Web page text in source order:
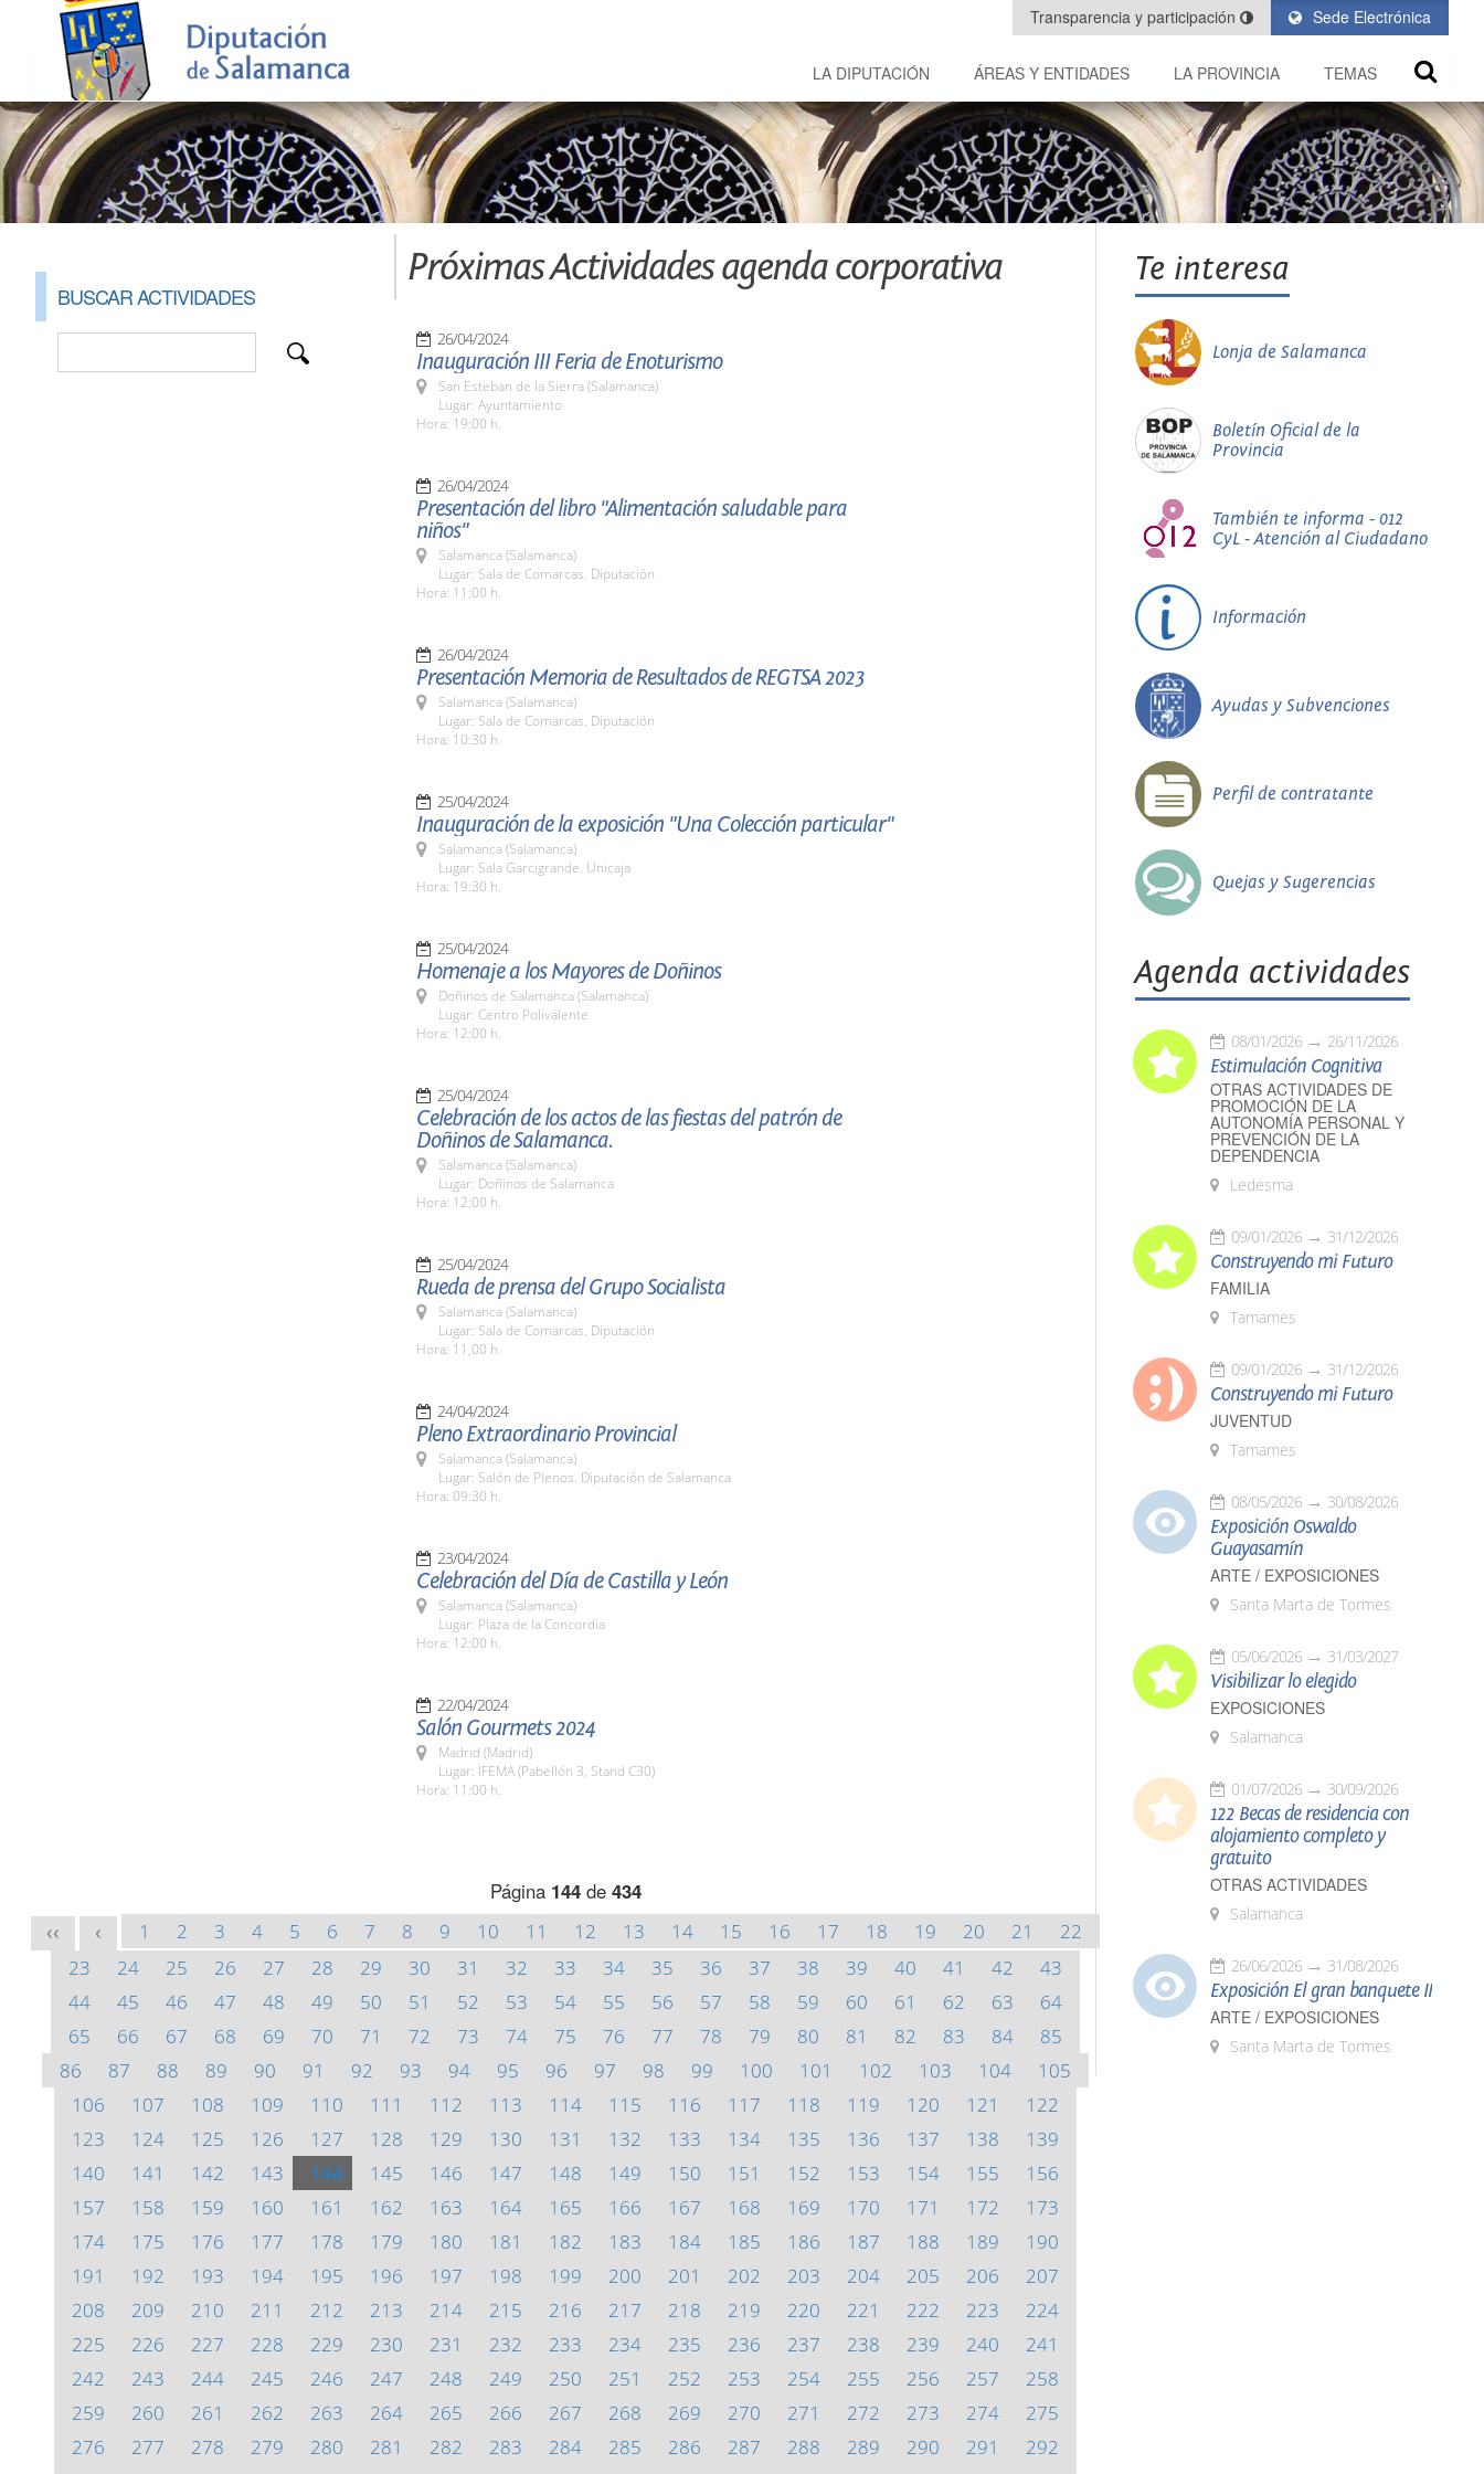
Sede Electrónica
Transparencia y participación
LA DIPUTACIÓN ÁREAS Y ENTIDADES LA PROVINCIA TEMAS
BUSCAR ACTIVIDADES
Próximas Actividades agenda corporativa
26/04/2024
Inauguración III Feria de Enoturismo
San Esteban de la Sierra (Salamanca)
Lugar: Ayuntamiento
Hora: 19:00 h.
26/04/2024
Presentación del libro "Alimentación saludable para
niños"
Salamanca (Salamanca)
Lugar: Sala de Comarcas. Diputación
Hora: 11:00 h.
26/04/2024
Presentación Memoria de Resultados de REGTSA 2023
Salamanca (Salamanca)
Lugar: Sala de Comarcas. Diputación
Hora: 10:30 h.
25/04/2024
Inauguración de la exposición "Una Colección particular"
Salamanca (Salamanca)
Lugar: Sala Garcigrande. Unicaja
Hora: 19:30 h.
25/04/2024
Homenaje a los Mayores de Doñinos
Doñinos de Salamanca (Salamanca)
Lugar: Centro Polivalente
Hora: 12:00 h.
25/04/2024
Celebración de los actos de las fiestas del patrón de
Doñinos de Salamanca.
Salamanca (Salamanca)
Lugar: Doñinos de Salamanca
Hora: 12:00 h.
25/04/2024
Rueda de prensa del Grupo Socialista
Salamanca (Salamanca)
Lugar: Sala de Comarcas. Diputación
Hora: 11,00 h.
24/04/2024
Pleno Extraordinario Provincial
Salamanca (Salamanca)
Lugar: Salón de Plenos. Diputación de Salamanca
Hora: 09:30 h.
23/04/2024
Celebración del Día de Castilla y León
Salamanca (Salamanca)
Lugar: Plaza de la Concordia
Hora: 12:00 h.
22/04/2024
Salón Gourmets 2024
Madrid (Madrid)
Lugar: IFEMA (Pabellón 3, Stand C30)
Hora: 11:00 h.
Página 144de 434
<< < 1 2 3 4 5 6 7 8 9 10 11 12 13 14 15 16 17 18 19 20 21
22
23
24 25 26 27 28 29 30 31 32 33 34 35 36 37 38 39 40 41 42
43
44
45 46 47 48 49 50 51 52 53 54 55 56 57 58 59 60 61 62 63
64
65
66 67 68 69 70 71 72 73 74 75 76 77 78 79 80 81 82 83 84
85
86
87 88 89 90 91 92 93 94 95 96 97 98 99 100 101 102 103 104
105
106
107 108 109 110 111 112 113 114 115 116 117 118 119 120 121
122
123
124 125 126 127 128 129 130 131 132 133 134 135 136 137 138
139
140
141 142 143 144 145 146 147 148 149 150 151 152 153 154 155
156
157
158 159 160 161 162 163 164 165 166 167 168 169 170 171 172
173
174
175 176 177 178 179 180 181 182 183 184 185 186 187 188 189
190
191
192 193 194 195 196 197 198 199 200 201 202 203 204 205 206
207
208
209 210 211 212 213 214 215 216 217 218 219 220 221 222 223
224
225
226 227 228 229 230 231 232 233 234 235 236 237 238 239 240
241
242
243 244 245 246 247 248 249 250 251 252 253 254 255 256 257
258
259
260 261 262 263 264 265 266 267 268 269 270 271 272 273 274
275
276
277 278 279 280 281 282 283 284 285 286 287 288 289 290 291
292
Te interesa
Lonja de Salamanca
Boletín Oficial de la
Provincia
También te informa - 012
CyL - Atención al Ciudadano
Información
Ayudas y Subvenciones
Perfil de contratante
Quejas y Sugerencias
Agenda actividades
08/01/2026 26/11/2026
Estimulación Cognitiva
OTRAS ACTIVIDADES DE
PROMOCIÓN DE LA
AUTONOMÍA PERSONAL Y
PREVENCIÓN DE LA
DEPENDENCIA
Ledesma
09/01/2026 31/12/2026
Construyendo mi Futuro
FAMILIA
Tamames
09/01/2026 31/12/2026
Construyendo mi Futuro
JUVENTUD
Tamames
08/05/2026 30/08/2026
Exposición Oswaldo
Guayasamín
ARTE / EXPOSICIONES
Santa Marta de Tormes
05/06/2026 31/03/2027
Visibilizar lo elegido
EXPOSICIONES
Salamanca
01/07/2026 30/09/2026
122 Becas de residencia con
alojamiento completo y
gratuito
OTRAS ACTIVIDADES
Salamanca
26/06/2026 31/08/2026
Exposición El gran banquete II
ARTE / EXPOSICIONES
Santa Marta de Tormes